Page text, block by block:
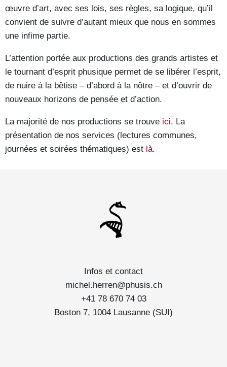
œuvre d’art, avec ses lois, ses règles, sa logique, qu’il
convient de suivre d’autant mieux que nous en sommes
une infime partie.
L’attention portée aux productions des grands artistes et
le tournant d’esprit phusique permet de se libérer l’esprit,
de nuire à la bêtise – d’abord à la nôtre – et d’ouvrir de
nouveaux horizons de pensée et d’action.
La majorité de nos productions se trouve ici. La
présentation de nos services (lectures communes,
journées et soirées thématiques) est là.
Infos et contact
michel.herren@phusis.ch
+41 78 670 74 03
Boston 7, 1004 Lausanne (SUI)